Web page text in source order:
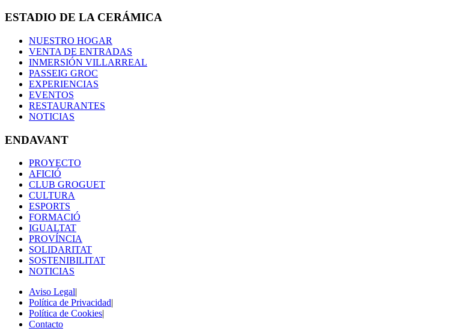
ESTADIO DE LA CERÁMICA
NUESTRO HOGAR
VENTA DE ENTRADAS
INMERSIÓN VILLARREAL
PASSEIG GROC
EXPERIENCIAS
EVENTOS
RESTAURANTES
NOTICIAS
ENDAVANT
PROYECTO
AFICIÓ
CLUB GROGUET
CULTURA
ESPORTS
FORMACIÓ
IGUALTAT
PROVÍNCIA
SOLIDARITAT
SOSTENIBILITAT
NOTICIAS
Aviso Legal|
Política de Privacidad|
Política de Cookies|
Contacto